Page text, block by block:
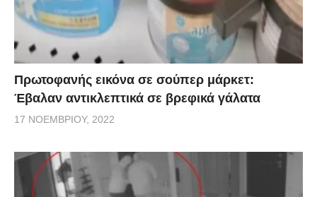
Πρωτοφανής εικόνα σε σούπερ μάρκετ:
Έβαλαν αντικλεπτικά σε βρεφικά γάλατα
17 ΝΟΕΜΒΡΊΟΥ, 2022